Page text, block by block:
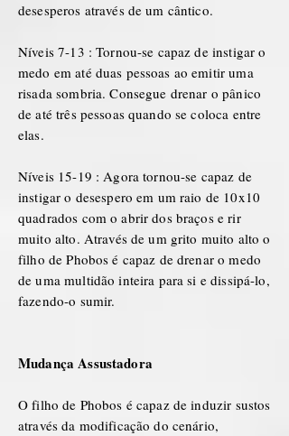
desesperos através de um cântico.
Níveis 7-13 : Tornou-se capaz de instigar o
medo em até duas pessoas ao emitir uma
risada sombria. Consegue drenar o pânico
de até três pessoas quando se coloca entre
elas.
Níveis 15-19 : Agora tornou-se capaz de
instigar o desespero em um raio de 10x10
quadrados com o abrir dos braços e rir
muito alto. Através de um grito muito alto o
filho de Phobos é capaz de drenar o medo
de uma multidão inteira para si e dissipá-lo,
fazendo-o sumir.
Mudança Assustadora
O filho de Phobos é capaz de induzir sustos
através da modificação do cenário,